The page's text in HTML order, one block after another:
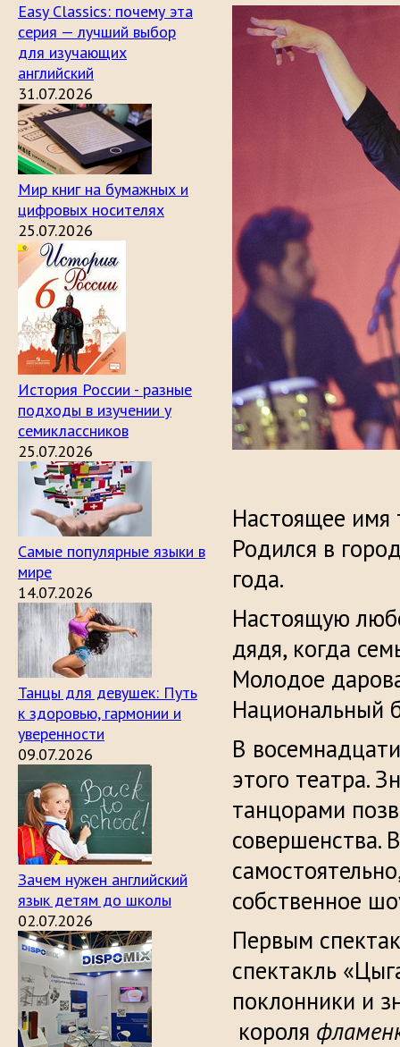
Easy Classics: почему эта
серия — лучший выбор
для изучающих
английский
31.07.2026
Мир книг на бумажных и
цифровых носителях
25.07.2026
История России - разные
подходы в изучении у
семиклассников
25.07.2026
Самые популярные языки в
мире
14.07.2026
Танцы для девушек: Путь
к здоровью, гармонии и
уверенности
09.07.2026
Зачем нужен английский
язык детям до школы
02.07.2026
Настоящее имя
Родился в
года.
Настоящую
дядя, когда
Молодое
Национальный
В
этого театра.
танцорами
собственное
Первым
спектакль
поклонники и
короля